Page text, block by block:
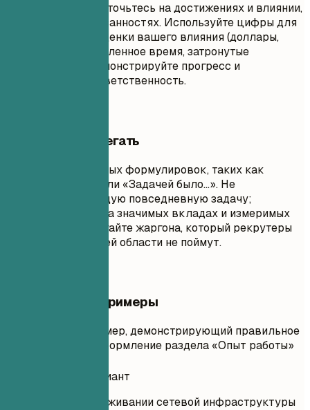
действия. Сосредоточьтесь на достижениях и влиянии,
а не просто на обязанностях. Используйте цифры для
количественной оценки вашего влияния (доллары,
проценты, сэкономленное время, затронутые
пользователи). Демонстрируйте прогресс и
возрастающую ответственность.
Чего лучше избегать
Избегайте пассивных формулировок, таких как
«Отвечал(а) за…» или «Задачей было…». Не
перечисляйте каждую повседневную задачу;
сосредоточьтесь на значимых вкладах и измеримых
результатах. Избегайте жаргона, который рекрутеры
за пределами вашей области не поймут.
Практические примеры
Практический пример, демонстрирующий правильное
и неправильное оформление раздела «Опыт работы»
Неудачный вариант
Помогал(а) в обслуживании сетевой инфраструктуры